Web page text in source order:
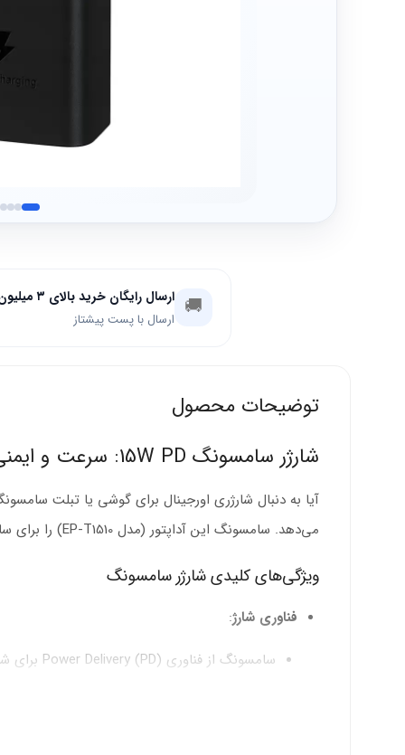
🚚 ارسال رایگان خرید بالای ۳ میلیون تومان
ارسال با پست پیشتاز
توضیحات محصول
شارژر سامسونگ 15W PD: سرعت و ایمنی در شارژ
آیا به دنبال شارژری اورجینال برای گوشی یا تبلت
می‌دهد. سامسونگ این آداپتور (مدل EP-T1510) را برای سازگاری با گوشی‌های سری Galaxy و سایر دستگاه‌های PD طراحی می‌کند.
ویژگی‌های کلیدی شارژر سامسونگ
فناوری شارژ:
سامسونگ از فناوری Power Delivery (PD) برای شارژ سریع تا 15 وات استفاده می‌کند.